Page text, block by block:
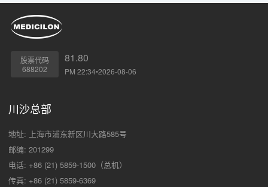
股票代码
688202
81.80
PM 22:34•2026-08-06
川沙总部
地址: 上海市浦东新区川大路585号
邮编: 201299
电话: +86 (21) 5859-1500（总机）
传真: +86 (21) 5859-6369